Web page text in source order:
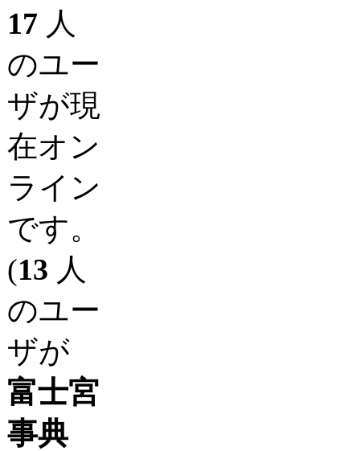
17 人
のユー
ザが現
在オン
ライン
です。
(13 人
のユー
ザが
富士宮
事典